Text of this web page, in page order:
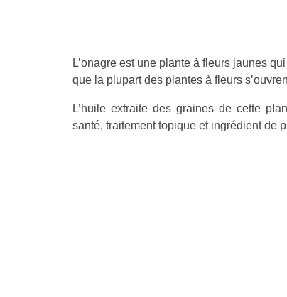
L’onagre est une plante à fleurs jaunes
que la plupart des plantes à fleurs
L’huile extraite des graines de cette
santé, traitement topique et ingrédient de